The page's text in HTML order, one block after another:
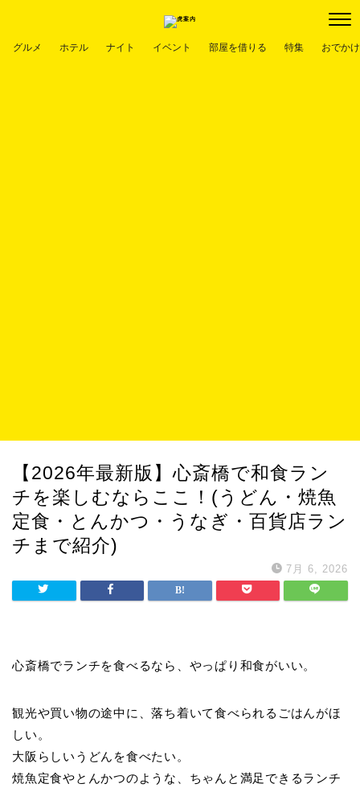
グルメ ホテル ナイト イベント 部屋を借りる 特集 おでか
【2026年最新版】心斎橋で和食ラン
チを楽しむならここ！(うどん・焼魚
定食・とんかつ・うなぎ・百貨店ラン
チまで紹介)
7月 6, 2026
心斎橋でランチを食べるなら、やっぱり和食がいい。
観光や買い物の途中に、落ち着いて食べられるごはんがほ
しい。
大阪らしいうどんを食べたい。
焼魚定食やとんかつのような、ちゃんと満足できるランチ